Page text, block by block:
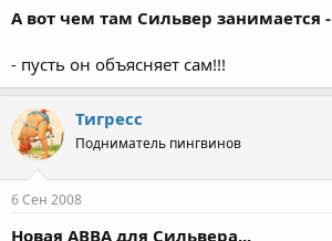
А вот чем там Сильвер занимается -
- пусть он объясняет сам!!!
Тигресс
Подниматель пингвинов
6 Сен 2008
Новая АВВА для Сильвера...